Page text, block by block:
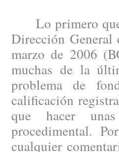
Lo primero que
Dirección
marzo de 2006
muchas de la
problema de
calificación
que hacer
procedimental.
cualquier